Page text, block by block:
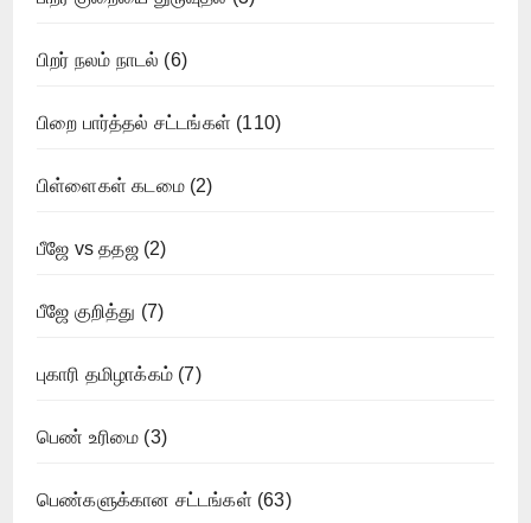
பிறர் நலம் நாடல் (6)
பிறை பார்த்தல் சட்டங்கள் (110)
பிள்ளைகள் கடமை(2)
பீஜே vs ததஜ(2)
பீஜே குறித்து (7)
புகாரி தமிழாக்கம் (7)
பெண் உரிமை (3)
பெண்களுக்கான சட்டங்கள் (63)